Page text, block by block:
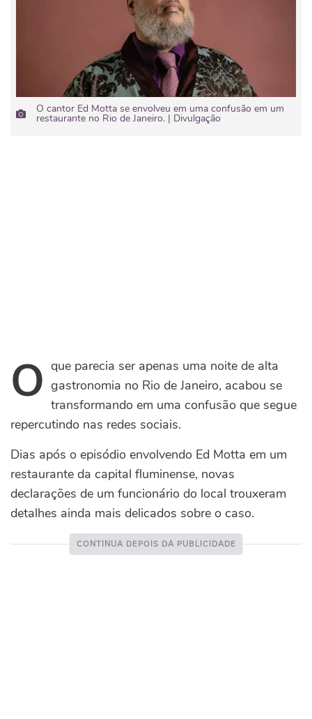
O cantor Ed Motta se envolveu em uma confusão em um
restaurante no Rio de Janeiro. | Divulgação
Oque parecia ser apenas uma noite de alta
gastronomia no Rio de Janeiro, acabou se
transformando em uma confusão que segue
repercutindo nas redes sociais.
Dias após o episódio envolvendo Ed Motta em um
restaurante da capital fluminense, novas
declarações de um funcionário do local trouxeram
detalhes ainda mais delicados sobre o caso.